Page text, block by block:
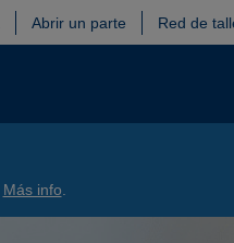
Abrir un parte Red de
Más info